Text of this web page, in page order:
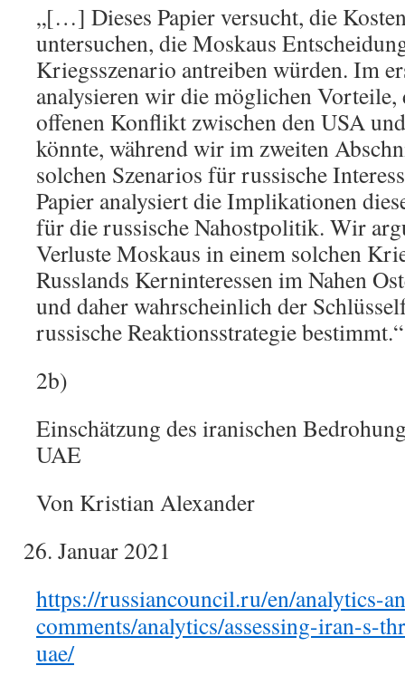
„[…] Dieses Papier versucht, die
untersuchen, die Moskaus
Kriegsszenario antreiben würden. Im
analysieren wir die möglichen Vorteile,
offenen Konflikt zwischen den USA
könnte, während wir im zweiten
solchen Szenarios für russische
Papier analysiert die Implikationen
für die russische Nahostpolitik. Wir
Verluste Moskaus in einem solchen
Russlands Kerninteressen im Nahen
und daher wahrscheinlich der
russische Reaktionsstrategie bestimmt.“
2b)
Einschätzung des iranischen
UAE
Von Kristian Alexander
Januar 2021
https://russiancouncil.ru/en/analytics-
comments/analytics/assessing-iran-s-
uae/